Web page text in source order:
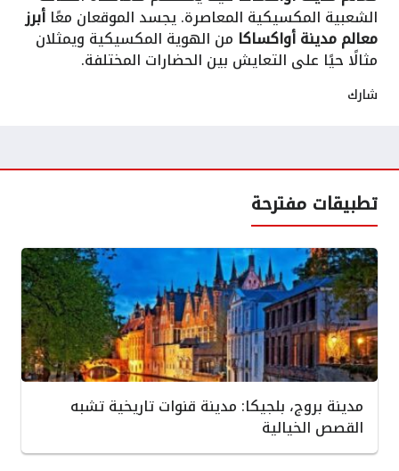
الشعبية المكسيكية المعاصرة. يجسد الموقعان معًا أبرز
معالم مدينة أواكساكا من الهوية المكسيكية ويمثلان
مثالًا حيًا على التعايش بين الحضارات المختلفة.
شارك
تطبيقات مفترحة
مدينة بروج، بلجيكا: مدينة قنوات تاريخية تشبه
القصص الخيالية